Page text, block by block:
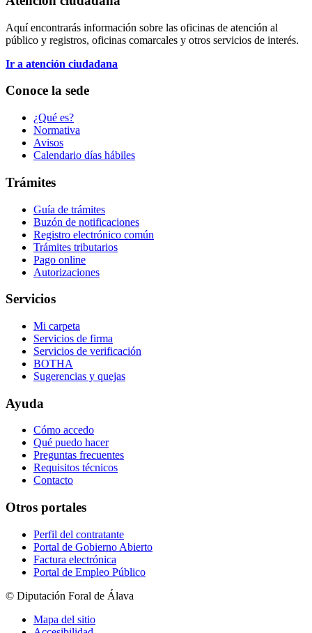
Aquí encontrarás información sobre las oficinas de atención al
público y registros, oficinas comarcales y otros servicios de interés.
Ir a atención ciudadana
Conoce la sede
¿Qué es?
Normativa
Avisos
Calendario días hábiles
Trámites
Guía de trámites
Buzón de notificaciones
Registro electrónico común
Trámites tributarios
Pago online
Autorizaciones
Servicios
Mi carpeta
Servicios de firma
Servicios de verificación
BOTHA
Sugerencias y quejas
Ayuda
Cómo accedo
Qué puedo hacer
Preguntas frecuentes
Requisitos técnicos
Contacto
Otros portales
Perfil del contratante
Portal de Gobierno Abierto
Factura electrónica
Portal de Empleo Público
© Diputación Foral de Álava
Mapa del sitio